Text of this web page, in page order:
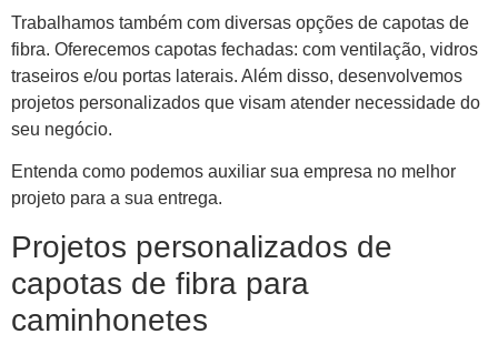
Trabalhamos também com diversas opções de capotas de
fibra. Oferecemos capotas fechadas: com ventilação, vidros
traseiros e/ou portas laterais. Além disso, desenvolvemos
projetos personalizados que visam atender necessidade do
seu negócio.
Entenda como podemos auxiliar sua empresa no melhor
projeto para a sua entrega.
Projetos personalizados de
capotas de fibra para
caminhonetes